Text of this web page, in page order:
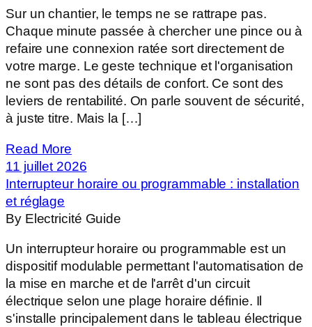
Sur un chantier, le temps ne se rattrape pas.
Chaque minute passée à chercher une pince ou à
refaire une connexion ratée sort directement de
votre marge. Le geste technique et l'organisation
ne sont pas des détails de confort. Ce sont des
leviers de rentabilité. On parle souvent de sécurité,
à juste titre. Mais la […]
Read More
11 juillet 2026
Interrupteur horaire ou programmable : installation
et réglage
By Electricité Guide
Un interrupteur horaire ou programmable est un
dispositif modulable permettant l'automatisation de
la mise en marche et de l'arrêt d'un circuit
électrique selon une plage horaire définie. Il
s'installe principalement dans le tableau électrique